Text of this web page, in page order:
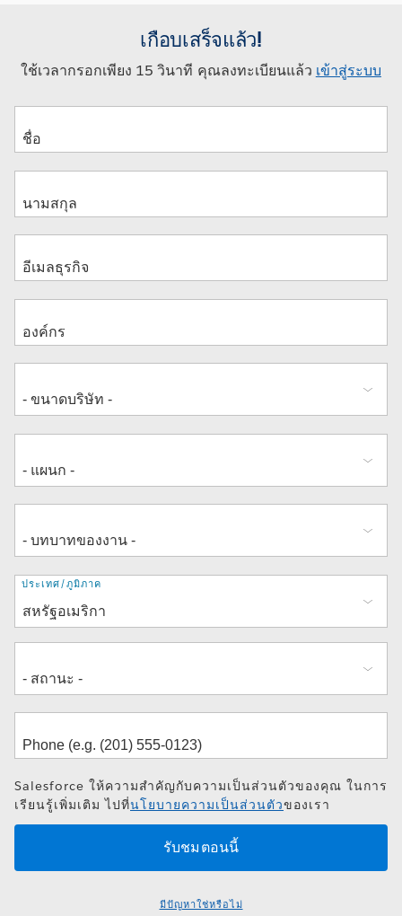
เกือบเสร็จแล้ว!
ใช้เวลากรอกเพียง 15 วินาที คุณลงทะเบียนแล้ว เข้าสู่ระบบ
ที่
อยู่
ประเทศ/ภูมิภาค
Salesforce ให้ความสำคัญกับความเป็นส่วนตัวของคุณ ในการ
เรียนรู้เพิ่มเติม ไปที่นโยบายความเป็นส่วนตัวของเรา
มีปัญหาใช่หรือไม่